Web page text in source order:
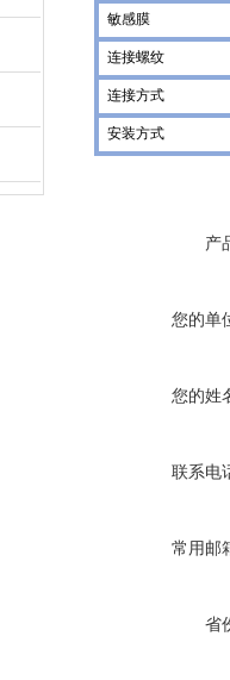
敏感膜
连接螺纹
连接方式
安装方式
产
您的单
您的姓
联系电
常用邮
省